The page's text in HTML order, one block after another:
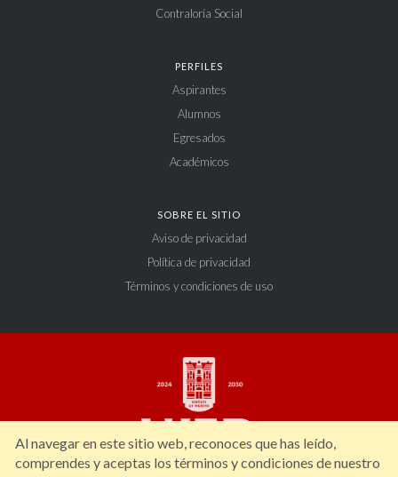
Contraloría Social
PERFILES
Aspirantes
Alumnos
Egresados
Académicos
SOBRE EL SITIO
Aviso de privacidad
Política de privacidad
Términos y condiciones de uso
Al navegar en este sitio web, reconoces que has leído,
comprendes y aceptas los términos y condiciones de nuestro